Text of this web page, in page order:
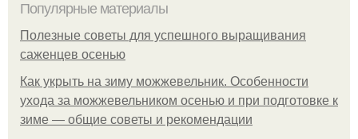
Популярные материалы
Полезные советы для успешного выращивания
саженцев осенью
Как укрыть на зиму можжевельник. Особенности
ухода за можжевельником осенью и при подготовке к
зиме — общие советы и рекомендации